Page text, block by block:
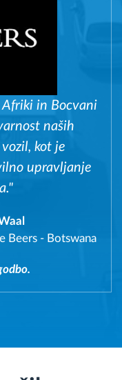
Afriki in Bocvani
naših
kot je
upravljanje
Beers - Botswana